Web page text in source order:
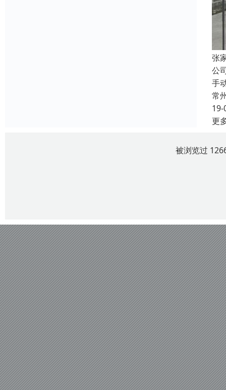
张
公
手
常
19-
更
被浏览过